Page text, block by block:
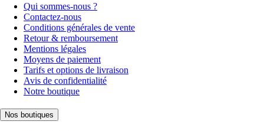
Qui sommes-nous ?
Contactez-nous
Conditions générales de vente
Retour & remboursement
Mentions légales
Moyens de paiement
Tarifs et options de livraison
Avis de confidentialité
Notre boutique
Nos boutiques